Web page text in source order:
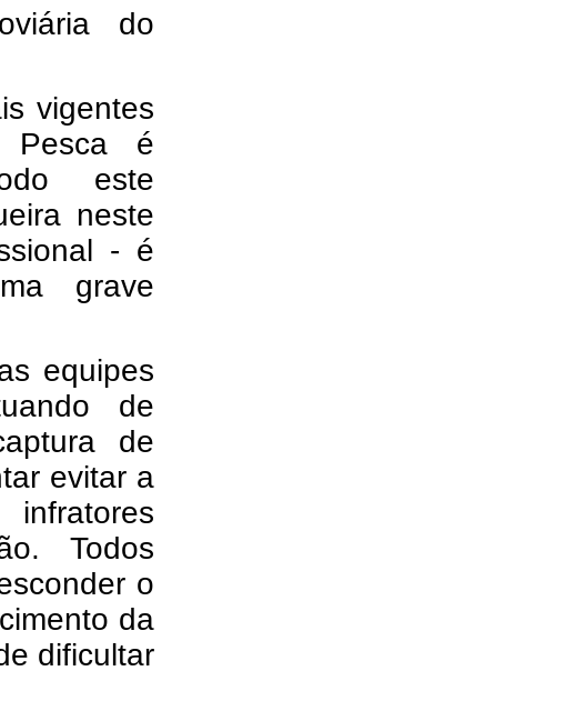
do
vigentes
Pesca é
este
neste
- é
grave
equipes
de
de
evitar a
Todos
o
da
dificultar